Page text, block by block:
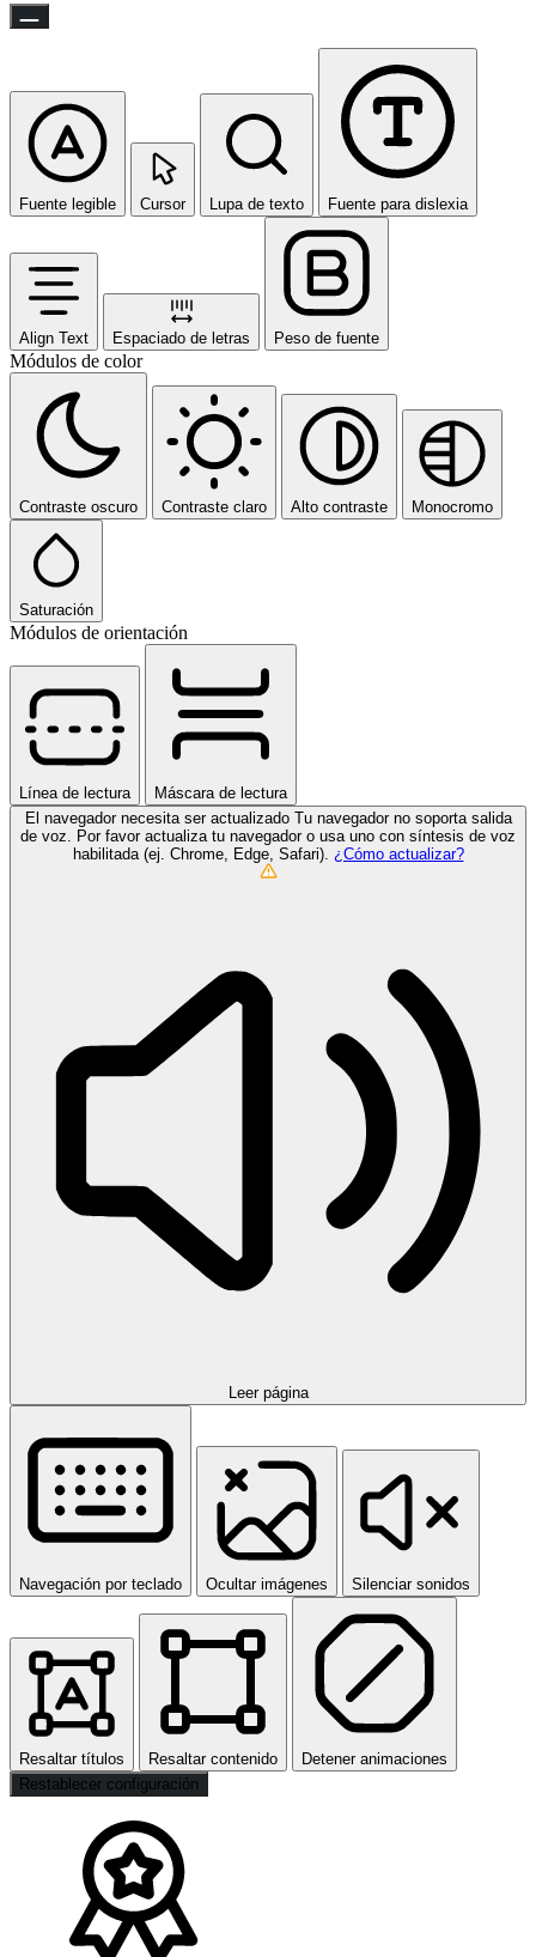
Fuente legible Cursor Lupa de texto Fuente para dislexia
Align Text Espaciado de letras Peso de fuente
Módulos de color
Contraste oscuro Contraste claro Alto contraste Monocromo
Saturación
Módulos de orientación
Línea de lectura
Máscara de lectura
El navegador necesita ser actualizado Tu navegador no soporta salida
de voz. Por favor actualiza tu navegador o usa uno con síntesis de voz
habilitada (ej. Chrome, Edge, Safari). ¿Cómo actualizar?
Leer página
Navegación por teclado Ocultar imágenes Silenciar sonidos
Resaltar títulos Resaltar contenido
Detener animaciones
Restablecer configuración